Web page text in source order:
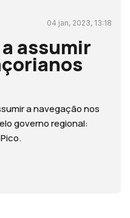
04 jan, 2023, 13:18
assumir
a navegação nos
governo regional: